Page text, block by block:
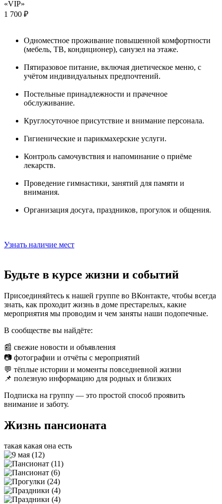
«VIP»
1 700 ₽
Одноместное проживание повышенной комфортности
(мебель, ТВ, кондиционер), санузел на этаже.
Пятиразовое питание, включая диетическое меню, с
учётом индивидуальных предпочтений.
Постельные принадлежности и прачечное
обслуживание.
Круглосуточное присутствие и внимание персонала.
Гигиенические и парикмахерские услуги.
Контроль самочувствия и напоминание о приёме
лекарств.
Проведение гимнастики, занятий для памяти и
внимания.
Организация досуга, праздников, прогулок и общения.
Узнать наличие мест
Будьте в курсе жизни и событий
Присоединяйтесь к нашей группе во ВКонтакте, чтобы всегда
знать, как проходит жизнь в доме престарелых, какие
мероприятия мы проводим и чем заняты наши подопечные.
В сообществе вы найдёте:
📰 свежие новости и объявления
📷 фотографии и отчёты с мероприятий
💬 тёплые истории и моменты повседневной жизни
📌 полезную информацию для родных и близких
Подписка на группу — это простой способ проявить
внимание и заботу.
Жизнь пансионата
такая какая она есть